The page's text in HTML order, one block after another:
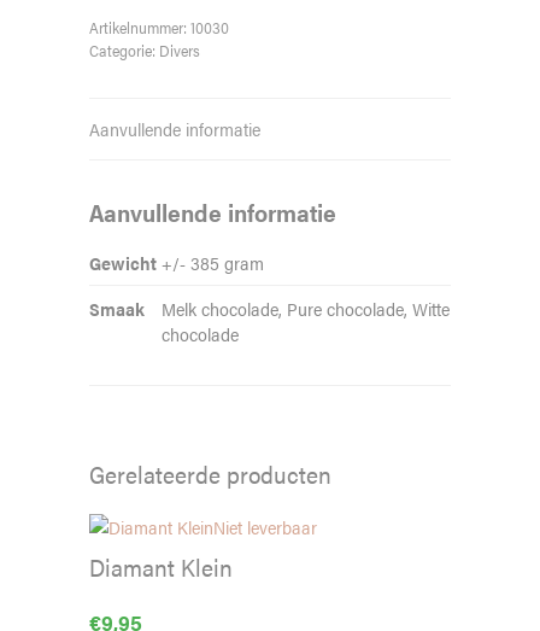
Artikelnummer: 10030
Categorie: Divers
Aanvullende informatie
Aanvullende informatie
Gewicht+/- 385 gram
Smaak
Melk chocolade, Pure chocolade, Witte
chocolade
Gerelateerde producten
Niet leverbaar
Diamant Klein
€9,95